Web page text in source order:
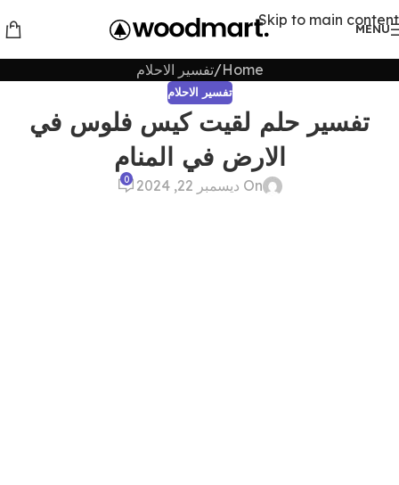
Skip to main content
MENU
Home تفسير الاحلام
تفسير الاحلام
تفسير حلم لقيت كيس فلوس في
الارض في المنام
On ديسمبر 22, 2024 0